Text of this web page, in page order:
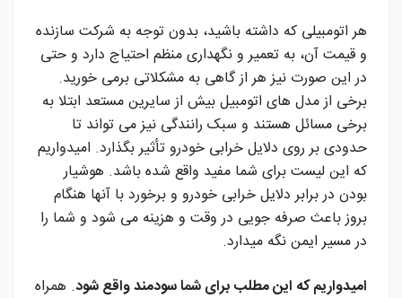
هر اتومبیلی که داشته باشید، بدون توجه به شرکت سازنده
و قیمت آن، به تعمیر و نگهداری منظم احتیاج دارد و حتی
در این صورت نیز هر از گاهی به مشکلاتی برمی خورید.
برخی از مدل های اتومبیل بیش از سایرین مستعد ابتلا به
برخی مسائل هستند و سبک رانندگی نیز می تواند تا
حدودی بر روی دلایل خرابی خودرو تأثیر بگذارد. امیدواریم
که این لیست برای شما مفید واقع شده باشد. هوشیار
بودن در برابر دلایل خرابی خودرو و برخورد با آنها هنگام
بروز باعث صرفه جویی در وقت و هزینه می شود و شما را
در مسیر ایمن نگه میدارد.
امیدواریم که این مطلب برای شما سودمند واقع شود. همراه